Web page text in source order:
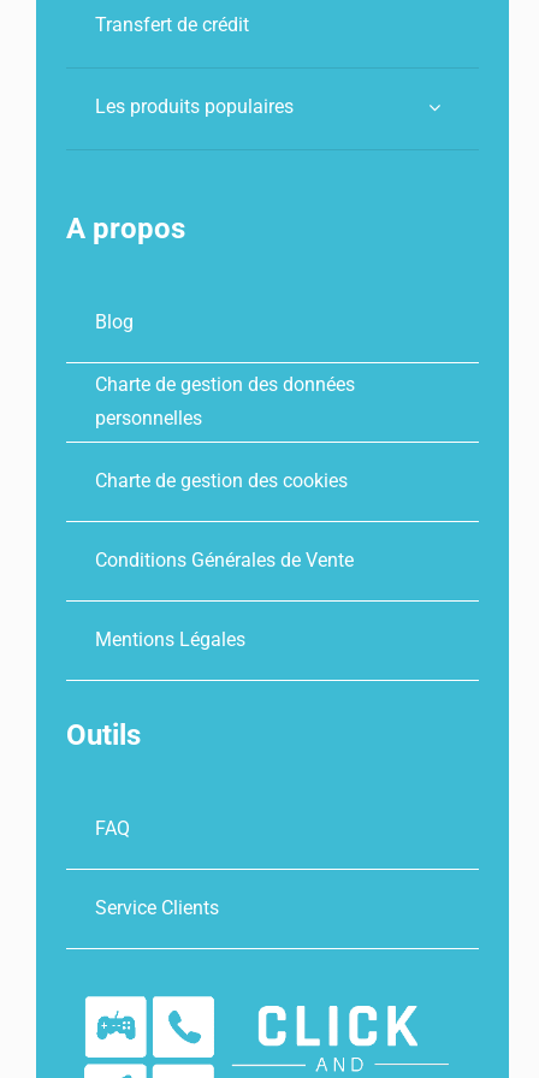
Transfert de crédit
Les produits populaires
A propos
Blog
Charte de gestion des données
personnelles
Charte de gestion des cookies
Conditions Générales de Vente
Mentions Légales
Outils
FAQ
Service Clients